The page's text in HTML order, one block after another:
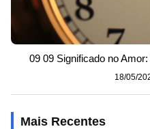
09 09 Significado no
18/05/
Mais Recentes